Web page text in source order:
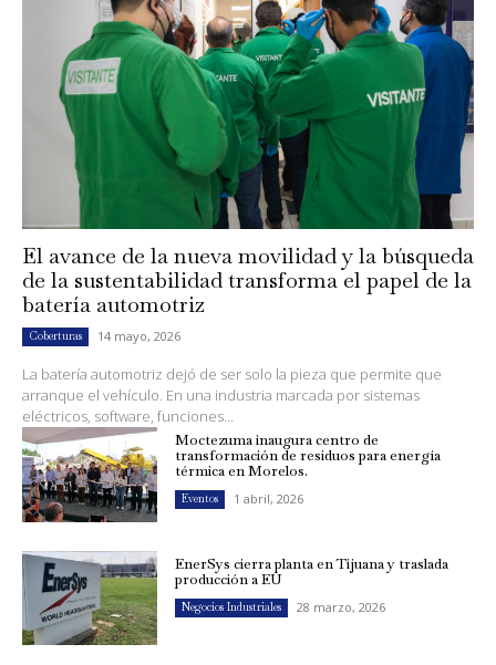
El avance de la nueva movilidad y la búsqueda
de la sustentabilidad transforma el papel de la
batería automotriz
Coberturas 14 mayo, 2026
La batería automotriz dejó de ser solo la pieza que permite que
arranque el vehículo. En una industria marcada por sistemas
eléctricos, software, funciones...
Moctezuma inaugura centro de
transformación de residuos para energía
térmica en Morelos.
Eventos 1 abril, 2026
EnerSys cierra planta en Tijuana y traslada
producción a EU
Negocios Industriales 28 marzo, 2026